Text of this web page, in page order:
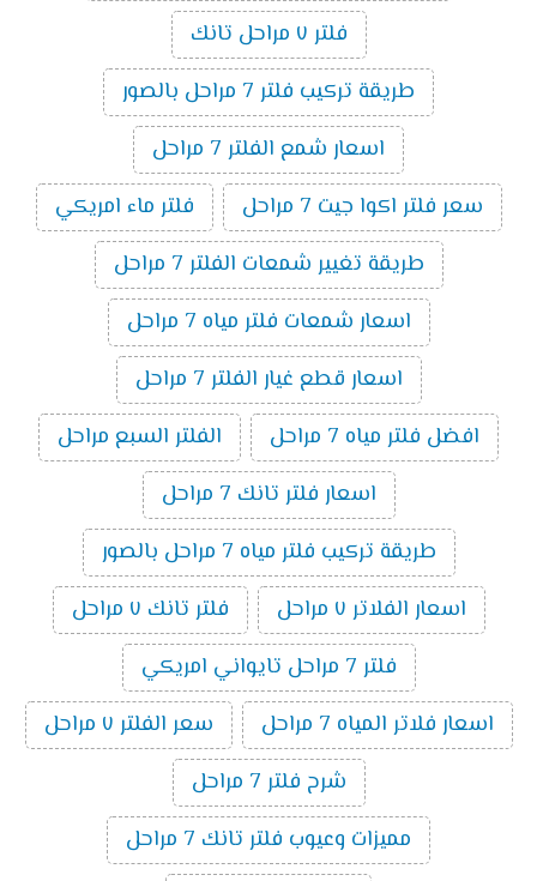
فلتر ٧ مراحل تانك
طريقة تركيب فلتر 7 مراحل بالصور
اسعار شمع الفلتر 7 مراحل
سعر فلتر اكوا جيت 7 مراحل
فلتر ماء امريكي
طريقة تغيير شمعات الفلتر 7 مراحل
اسعار شمعات فلتر مياه 7 مراحل
اسعار قطع غيار الفلتر 7 مراحل
افضل فلتر مياه 7 مراحل
الفلتر السبع مراحل
اسعار فلتر تانك 7 مراحل
طريقة تركيب فلتر مياه 7 مراحل بالصور
اسعار الفلاتر ٧ مراحل
فلتر تانك ٧ مراحل
فلتر 7 مراحل تايواني امريكي
اسعار فلاتر المياه 7 مراحل
سعر الفلتر ٧ مراحل
شرح فلتر 7 مراحل
مميزات وعيوب فلتر تانك 7 مراحل